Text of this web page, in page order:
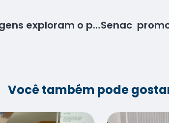
Futuros agentes de viagens exploram o potencial turístico de São Cristóvão em atividade de campo
Você também pode